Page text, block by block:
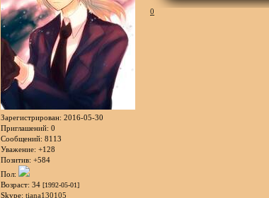
Зарегистрирован: 2016-05-30
Приглашений: 0
Сообщений: 8113
Уважение: +128
Позитив: +584
Пол:
Возраст: 34 [1992-05-01]
Skype: tiana130105
0